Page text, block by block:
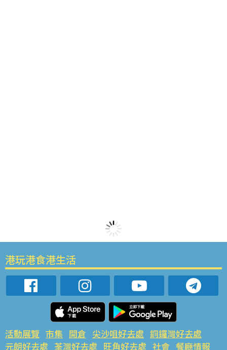
港玩港食港生活
活動展覽 市集 開倉 尖沙咀好去處 銅鑼灣好去處
元朗好去處 荃灣好去處 旺角好去處 社會 餐廳情報